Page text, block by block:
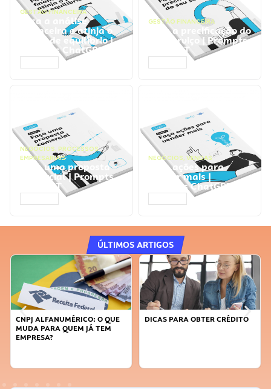
GESTÃO FINANCEIRA
Faça a análise
financeira e atinja o
ponto de equilíbrio |
Prompts ChatGPT
GESTÃO FINANCEIRA
Faça a precificação do
seu serviço | Prompts
ChatGPT
NEGÓCIOS, PROCESSOS
EMPRESARIAIS
Faça uma proposta
comercial | Prompts
ChatGPT
NEGÓCIOS, VENDAS
Faça ações para
vender mais |
Prompts ChatGPT
ÚLTIMOS ARTIGOS
CNPJ ALFANUMÉRICO: O QUE
MUDA PARA QUEM JÁ TEM
EMPRESA?
DICAS PARA OBTER CRÉDITO